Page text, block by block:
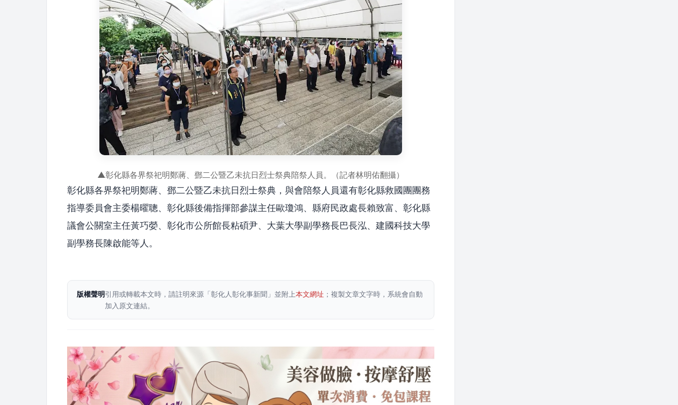
▲彰化縣各界祭祀明鄭蔣、鄧二公暨乙未抗日烈士祭典陪祭人員。（記者林明佑翻攝）
彰化縣各界祭祀明鄭蔣、鄧二公暨乙未抗日烈士祭典，與會陪祭人員還有彰化縣救國團團務
指導委員會主委楊曜聰、彰化縣後備指揮部參謀主任歐瓊鴻、縣府民政處長賴致富、彰化縣
議會公關室主任黃巧嫈、彰化市公所館長粘碩尹、大葉大學副學務長巴長泓、建國科技大學
副學務長陳啟能等人。
版權聲明引用或轉載本文時，請註明來源「彰化人彰化事新聞」並附上本文網址 ；複製文章文字時，系統會自動
加入原文連結。